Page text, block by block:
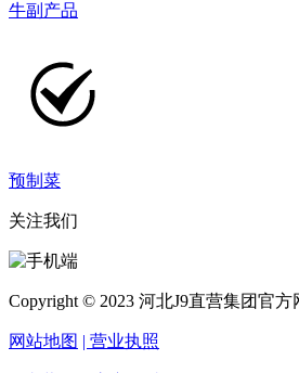
牛副产品
预制菜
关注我们
Copyright © 2023 河北J9直营集团官方
网站地图 | 营业执照